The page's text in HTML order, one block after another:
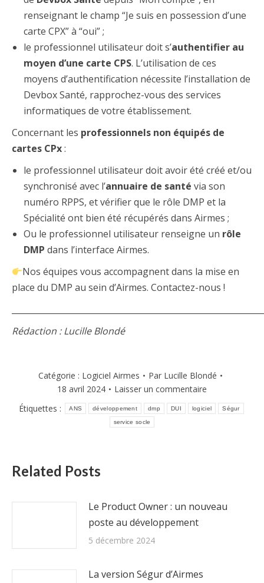
renseignant le champ “Je suis en possession d’une
carte CPX” à “oui” ;
le professionnel utilisateur doit s’authentifier au
moyen d’une carte CPS. L’utilisation de ces
moyens d’authentification nécessite l’installation de
Devbox Santé, rapprochez-vous des services
informatiques de votre établissement.
Concernant les professionnels non équipés de
cartes CPx:
le professionnel utilisateur doit avoir été créé et/ou
synchronisé avec l’annuaire de santé via son
numéro RPPS, et vérifier que le rôle DMP et la
Spécialité ont bien été récupérés dans Airmes ;
Ou le professionnel utilisateur renseigne un rôle
DMP dans l’interface Airmes.
Nos équipes vous accompagnent dans la mise en
place du DMP au sein d’Airmes. Contactez-nous !
Rédaction : Lucille Blondé
Catégorie : Logiciel Airmes Par Lucille Blondé
18 avril 2024
Laisser un commentaire
Étiquettes :
ANS développement dmp DUI logiciel Ségur
service socle
Related Posts
Le Product Owner : un nouveau
poste au développement
5 décembre 2024
La version Ségur d’Airmes